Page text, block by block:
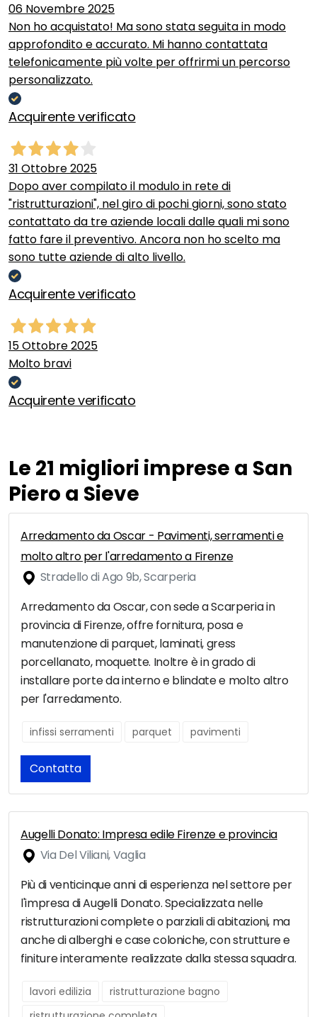
06 Novembre 2025
Non ho acquistato! Ma sono stata seguita in modo
approfondito e accurato. Mi hanno contattata
telefonicamente più volte per offrirmi un percorso
personalizzato.
Acquirente verificato
31 Ottobre 2025
Dopo aver compilato il modulo in rete di
"ristrutturazioni", nel giro di pochi giorni, sono stato
contattato da tre aziende locali dalle quali mi sono
fatto fare il preventivo. Ancora non ho scelto ma
sono tutte aziende di alto livello.
Acquirente verificato
15 Ottobre 2025
Molto bravi
Acquirente verificato
Le 21 migliori imprese a San
Piero a Sieve
Arredamento da Oscar - Pavimenti, serramenti e
molto altro per l'arredamento a Firenze
Stradello di Ago 9b, Scarperia
Arredamento da Oscar, con sede a Scarperia in
provincia di Firenze, offre fornitura, posa e
manutenzione di parquet, laminati, gress
porcellanato, moquette. Inoltre è in grado di
installare porte da interno e blindate e molto altro
per l'arredamento.
infissi serramenti parquet pavimenti
Contatta
Augelli Donato: Impresa edile Firenze e provincia
Via Del Viliani, Vaglia
Più di venticinque anni di esperienza nel settore per
l'impresa di Augelli Donato. Specializzata nelle
ristrutturazioni complete o parziali di abitazioni, ma
anche di alberghi e case coloniche, con strutture e
finiture interamente realizzate dalla stessa squadra.
lavori edilizia
ristrutturazione bagno